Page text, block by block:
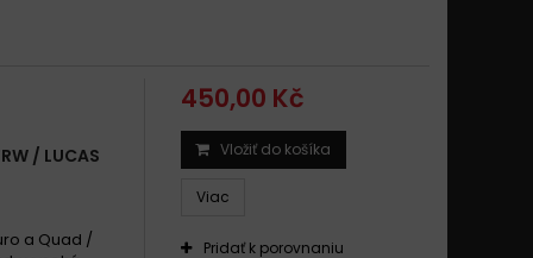
/ LUCAS
a Quad /
450,00 Kč
Vložiť do košíka
Viac
Pridať k porovnaniu